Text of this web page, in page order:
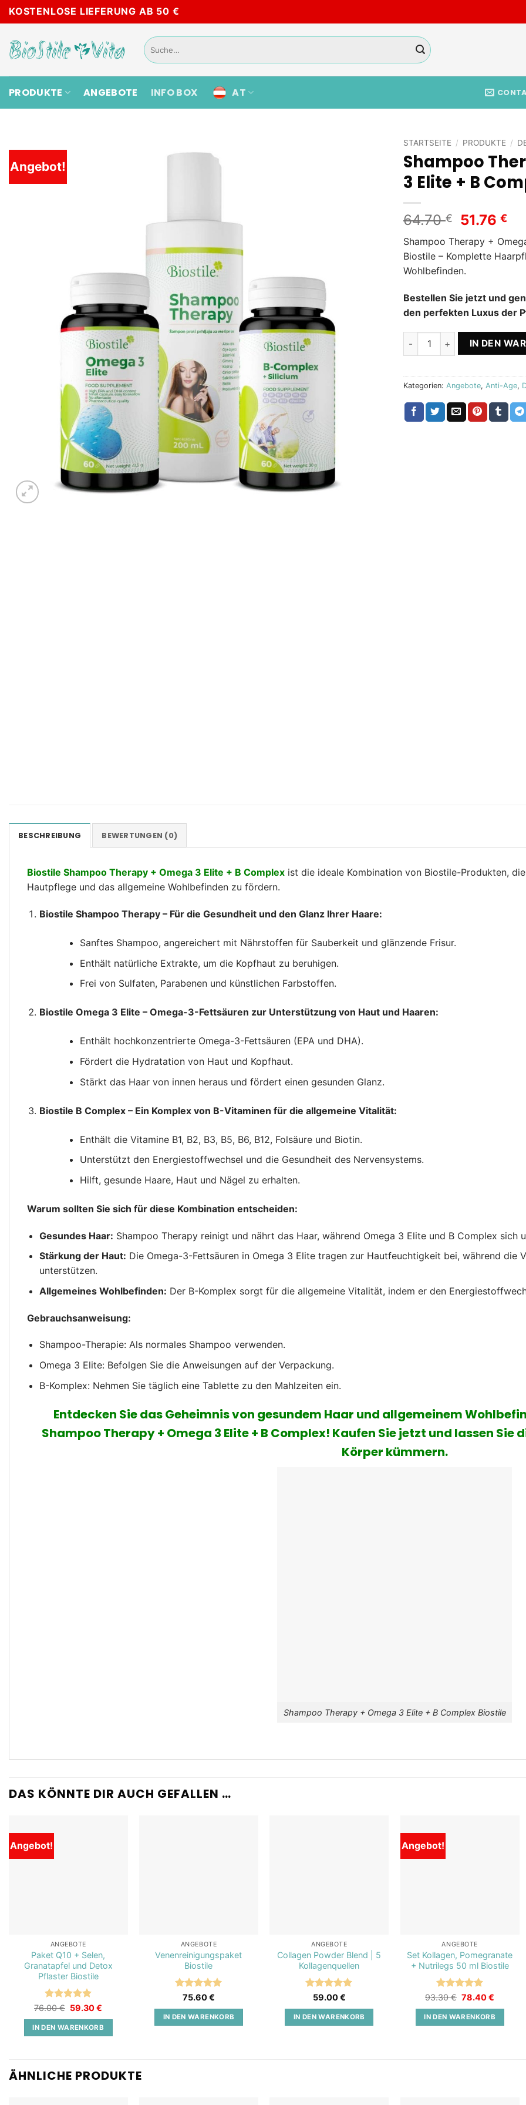
Skip
to
KOSTENLOSE LIEFERUNG AB 50 €
Suche
nach:
PRODUKTE ANGEBOTE INFO BOX AT
Angebot!
STARTSEITE / PRODUKTE /
Shampoo
3 Elite + B
64.70€
war:
64.70 €
51.76€
Shampoo Therapy +
Biostile – Komplette
Wohlbefinden.
Bestellen Sie jetzt und
den perfekten Luxus der
Shampoo Therapy + Omega
IN DEN
Kategorien: Angebote, Anti-Age,
BESCHREIBUNG BEWERTUNGEN (0)
Biostile Shampoo Therapy + Omega 3 Elite + B Complex ist die ideale Kombination von Biostile-Produkten,
Hautpflege und das allgemeine Wohlbefinden zu fördern.
Biostile Shampoo Therapy – Für die Gesundheit und den Glanz Ihrer Haare:
Sanftes Shampoo, angereichert mit Nährstoffen für Sauberkeit und glänzende Frisur.
Enthält natürliche Extrakte, um die Kopfhaut zu beruhigen.
Frei von Sulfaten, Parabenen und künstlichen Farbstoffen.
Biostile Omega 3 Elite – Omega-3-Fettsäuren zur Unterstützung von Haut und Haaren:
Enthält hochkonzentrierte Omega-3-Fettsäuren (EPA und DHA).
Fördert die Hydratation von Haut und Kopfhaut.
Stärkt das Haar von innen heraus und fördert einen gesunden Glanz.
Biostile B Complex – Ein Komplex von B-Vitaminen für die allgemeine Vitalität:
Enthält die Vitamine B1, B2, B3, B5, B6, B12, Folsäure und Biotin.
Unterstützt den Energiestoffwechsel und die Gesundheit des Nervensystems.
Hilft, gesunde Haare, Haut und Nägel zu erhalten.
Warum sollten Sie sich für diese Kombination entscheiden:
Gesundes Haar: Shampoo Therapy reinigt und nährt das Haar, während Omega 3 Elite und B Complex sich
Stärkung der Haut: Die Omega-3-Fettsäuren in Omega 3 Elite tragen zur Hautfeuchtigkeit bei, während die
unterstützen.
Allgemeines Wohlbefinden: Der B-Komplex sorgt für die allgemeine Vitalität, indem er den
Gebrauchsanweisung:
Shampoo-Therapie: Als normales Shampoo verwenden.
Omega 3 Elite: Befolgen Sie die Anweisungen auf der Verpackung.
B-Komplex: Nehmen Sie täglich eine Tablette zu den Mahlzeiten ein.
Entdecken Sie das Geheimnis von gesundem Haar und allgemeinem
Shampoo Therapy + Omega 3 Elite + B Complex! Kaufen Sie jetzt und lassen Sie
Körper kümmern.
Shampoo Therapy + Omega 3 Elite + B Complex Biostile
DAS KÖNNTE DIR AUCH GEFALLEN …
Angebot!
ANGEBOTE
Paket Q10 + Selen,
Granatapfel und Detox
Pflaster Biostile
Bewertet
5
76.00€ Ursprünglicher
war:
76.00 €
59.30€
ist:
59.30 €.
IN DEN WARENKORB
ANGEBOTE
Venenreinigungspaket
Biostile
Bewertet
5
75.60€
IN DEN WARENKORB
ANGEBOTE
Collagen Powder Blend | 5
Kollagenquellen
Bewertet
5
59.00€
IN DEN WARENKORB
Angebot!
ANGEBOTE
Set Kollagen, Pomegranate
+ Nutrilegs 50 ml Biostile
Bewertet
5
93.30€ Ursprünglicher
war:
93.30 €
78.40€
ist:
78.40 €.
IN DEN WARENKORB
ÄHNLICHE PRODUKTE